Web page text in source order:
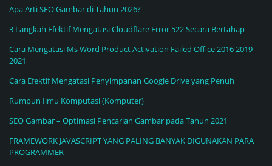
Apa Arti SEO Gambar di Tahun 2026?
3 Langkah Efektif Mengatasi Cloudflare Error 522 Secara Bertahap
Cara Mengatasi Ms Word Product Activation Failed Office 2016 2019
2021
Cara Efektif Mengatasi Penyimpanan Google Drive yang Penuh
Rumpun Ilmu Komputasi (Komputer)
SEO Gambar – Optimasi Pencarian Gambar pada Tahun 2021
FRAMEWORK JAVASCRIPT YANG PALING BANYAK DIGUNAKAN PARA
PROGRAMMER